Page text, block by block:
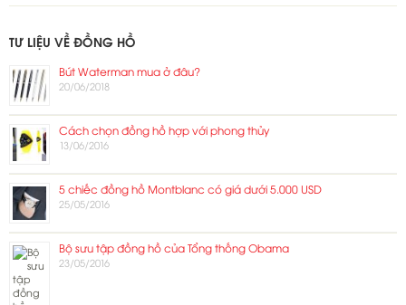
TƯ LIỆU VỀ ĐỒNG HỒ
Bút Waterman mua ở đâu?
20/06/2018
Cách chọn đồng hồ hợp với phong thủy
13/06/2016
5 chiếc đồng hồ Montblanc có giá dưới 5.000 USD
25/05/2016
Bộ sưu tập đồng hồ của Tổng thống Obama
23/05/2016